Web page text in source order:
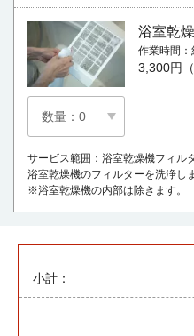
浴室乾
作業時間
3,300円（
サービス範囲：浴室乾燥機フィル
浴室乾燥機のフィルターを洗浄し
※浴室乾燥機の内部は除きます。
小計：